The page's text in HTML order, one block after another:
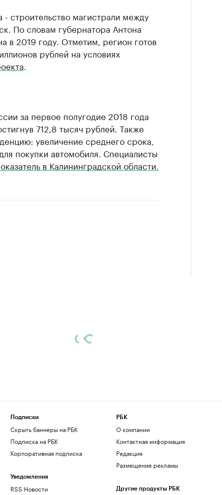
строительство магистрали между
По словам губернатора Антона
в 2019 году. Отметим, регион готов
рублей на условиях
за первое полугодие 2018 года
712,8 тысяч рублей. Также
увеличение среднего срока,
покупки автомобиля. Специалисты
в Калининградской области.
Подписки
Скрыть баннеры на РБК
Подписка на РБК
Корпоративная подписка
Уведомления
RSS Новости
РБК
О компании
Контактная информация
Редакция
Размещение рекламы
Другие продукты РБК